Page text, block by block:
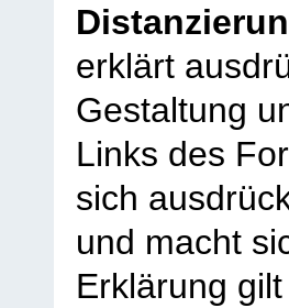
erklärt
Gestaltung
Links des
sich
und macht
Erklärung